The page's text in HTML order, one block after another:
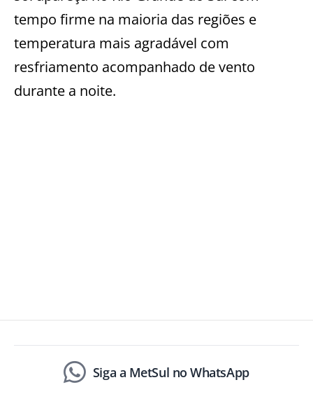
tempo firme na maioria das regiões e
temperatura mais agradável com
resfriamento acompanhado de vento
durante a noite.
Siga a MetSul no WhatsApp